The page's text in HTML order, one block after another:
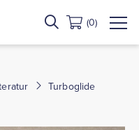
(0)
Turboglide